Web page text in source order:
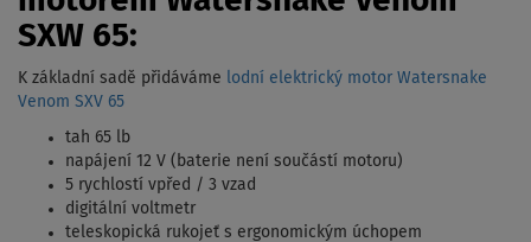
SXW 65:
K základní sadě přidáváme
lodní elektrický motor Watersnake
Venom SXV 65
tah 65 lb
napájení 12 V (baterie není součástí motoru)
5 rychlostí vpřed / 3 vzad
digitální voltmetr
teleskopická rukojeť s ergonomickým úchopem